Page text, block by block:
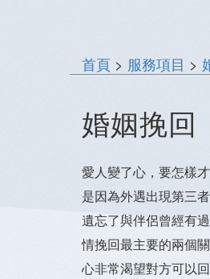
首頁 > 服務項目 >
婚姻挽回
愛人變了心，要怎樣
是因為外遇出現第三
遺忘了與伴侶曾經有
情挽回最主要的兩個
心非常渴望對方可以